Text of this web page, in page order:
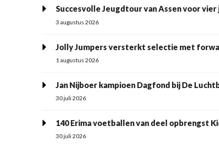
Succesvolle Jeugdtour van Assen voor
3 augustus 2026
Jolly Jumpers versterkt selectie met
1 augustus 2026
Jan Nijboer kampioen Dagfond bij De
30 juli 2026
140 Erima voetballen van deel opbrengst
30 juli 2026